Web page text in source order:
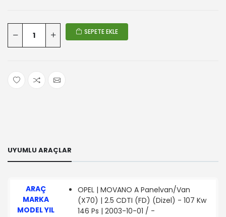
SEPETE EKLE
UYUMLU ARAÇLAR
ARAÇ
MARKA
MODEL YIL
OPEL | MOVANO A Panelvan/Van
(X70) | 2.5 CDTI (FD) (Dizel) - 107 Kw
146 Ps | 2003-10-01 / -